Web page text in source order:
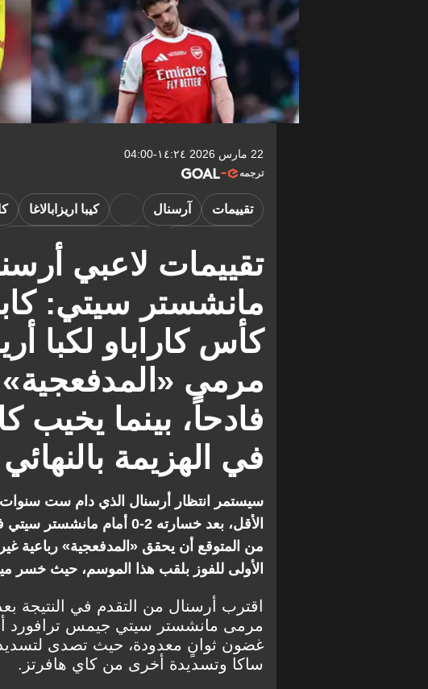
22 مارس 2026 ١٤:٢٤-04:00
ترجمه
تقييمات لاعبي
مانشستر سيتي:
كأس كاراباو لكبا
مرمى
فادحاً، بينما يخيب
في الهزيمة بالنهائي
تقييمات آرسنال كيبا اريزابالاغا
آرسنال ضد مانشستر سيتي
سيستمر انتظار أرسنال الذي دام ست
الأقل، بعد خسارته 2-0 أمام
من المتوقع أن يحقق «المدفعجية» رباعية
الأولى للفوز بلقب هذا الموسم، حيث خسر
اقترب أرسنال من التقدم في
مرمى مانشستر سيتي جيمس ترافورد
غضون ثوانٍ معدودة، حيث تصدى
ساكا وتسديدة أخرى من كاي هافرتز.